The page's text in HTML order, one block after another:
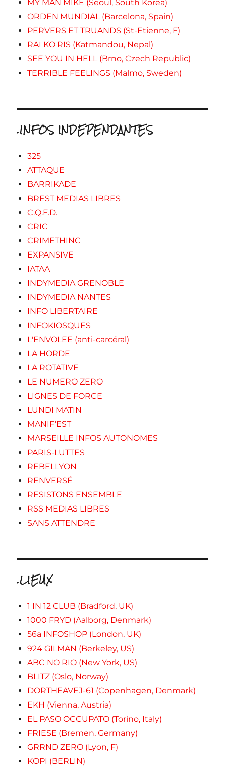
MY MAN MIKE (Seoul, South Korea)
ORDEN MUNDIAL (Barcelona, Spain)
PERVERS ET TRUANDS (St-Etienne, F)
RAI KO RIS (Katmandou, Nepal)
SEE YOU IN HELL (Brno, Czech Republic)
TERRIBLE FEELINGS (Malmo, Sweden)
.INFOS INDEPENDANTES
325
ATTAQUE
BARRIKADE
BREST MEDIAS LIBRES
C.Q.F.D.
CRIC
CRIMETHINC
EXPANSIVE
IATAA
INDYMEDIA GRENOBLE
INDYMEDIA NANTES
INFO LIBERTAIRE
INFOKIOSQUES
L'ENVOLEE (anti-carcéral)
LA HORDE
LA ROTATIVE
LE NUMERO ZERO
LIGNES DE FORCE
LUNDI MATIN
MANIF'EST
MARSEILLE INFOS AUTONOMES
PARIS-LUTTES
REBELLYON
RENVERSÉ
RESISTONS ENSEMBLE
RSS MEDIAS LIBRES
SANS ATTENDRE
.LIEUX
1 IN 12 CLUB (Bradford, UK)
1000 FRYD (Aalborg, Denmark)
56a INFOSHOP (London, UK)
924 GILMAN (Berkeley, US)
ABC NO RIO (New York, US)
BLITZ (Oslo, Norway)
DORTHEAVEJ-61 (Copenhagen, Denmark)
EKH (Vienna, Austria)
EL PASO OCCUPATO (Torino, Italy)
FRIESE (Bremen, Germany)
GRRND ZERO (Lyon, F)
KOPI (BERLIN)